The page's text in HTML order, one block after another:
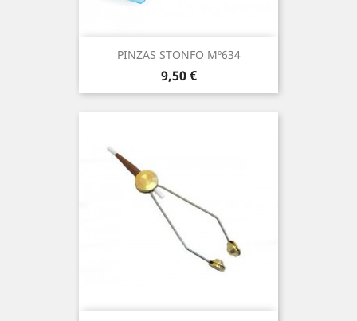
PINZAS STONFO Mº634
Precio
9,50 €